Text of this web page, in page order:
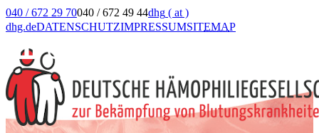
040 / 672 29 70040 / 672 49 44dhg ( at )
dhg.deDATENSCHUTZIMPRESSUMSITEMAP